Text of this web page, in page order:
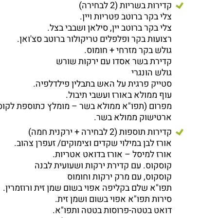
קדירות בשריות (2 לבחירה)
צלי בקר ברוטב פטריות ויין.
צלי בקר ברוטב יין, סילאן ושבבי בצל.
רצועות בקר ופלפלים טריקולור ברוטב סצ'ואן.
גולש בקר מזרחי + חומוס.
קדירת בשר אסדו עם ירקות שורש
גולש הונגרי
סטייק פרגית על האש בתבלין פילדלפיה.
עוף ממולא באורז ועשבי תיבול.
מפרום (תפו"א ממולא בשר – מומלץ כתוספת
ארטישוק ממולא בשר.
קדירות תוספות (2 לבחירה + ירקנית חמה)
אורז לבן במילוי שקדים וצימוקים/ זעפרן צהוב.
אורז למיסל – אורז בדואט אטריות.
קוסקוס. עם קדירת ירקות ושעועית לבנה
קוסקוס, עם מרק ירקות וחומוס
תפו"א שלם בקליפה אפוי בשום שמן זית ורוזמרין.
סירות תפו"א אפוי בשום ושמן זית.
דואט בטטה-פרוסות בטטה ותפו"א.